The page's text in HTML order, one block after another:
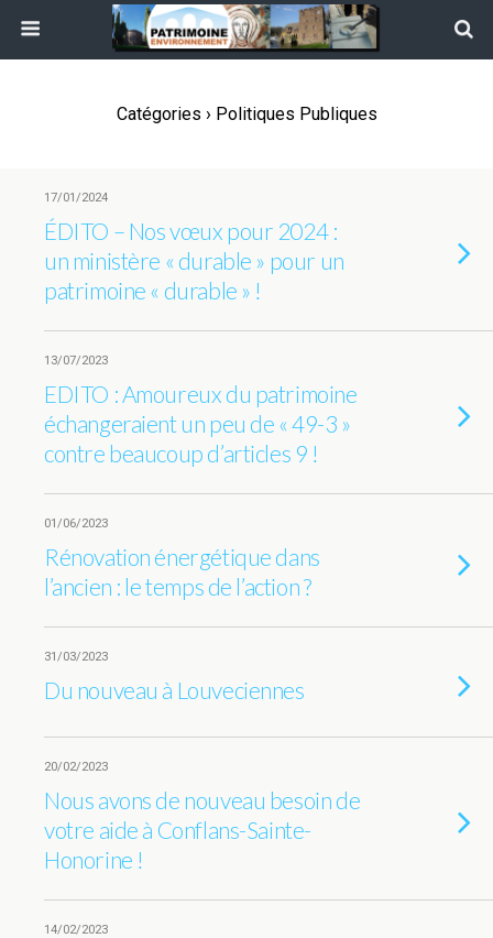
Catégories › Politiques Publiques
17/01/2024
ÉDITO – Nos vœux pour 2024 :
un ministère « durable » pour un
patrimoine « durable » !
13/07/2023
EDITO : Amoureux du patrimoine
échangeraient un peu de « 49-3 »
contre beaucoup d’articles 9 !
01/06/2023
Rénovation énergétique dans
l’ancien : le temps de l’action ?
31/03/2023
Du nouveau à Louveciennes
20/02/2023
Nous avons de nouveau besoin de
votre aide à Conflans-Sainte-
Honorine !
14/02/2023